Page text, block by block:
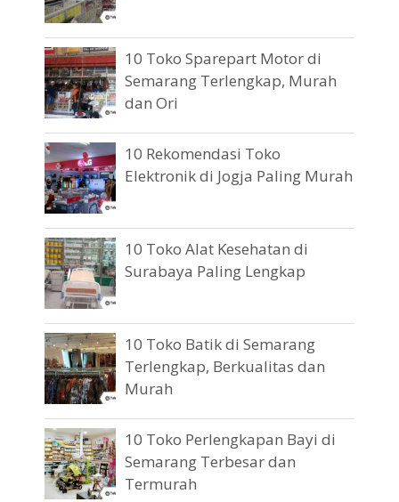
10 Toko Sparepart Motor di
Semarang Terlengkap, Murah
dan Ori
10 Rekomendasi Toko
Elektronik di Jogja Paling Murah
10 Toko Alat Kesehatan di
Surabaya Paling Lengkap
10 Toko Batik di Semarang
Terlengkap, Berkualitas dan
Murah
10 Toko Perlengkapan Bayi di
Semarang Terbesar dan
Termurah